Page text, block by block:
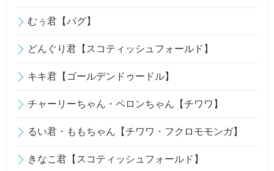
むぅ君【パグ】
どんぐり君【スコティッシュフォールド】
キキ君【ゴールデンドゥードル】
チャーリーちゃん・ペロンちゃん【チワワ】
るい君・ももちゃん【チワワ・フクロモモンガ】
きなこ君【スコティッシュフォールド】